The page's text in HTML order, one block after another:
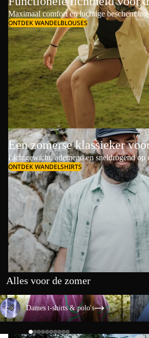
Maximaal comfort en luchtige
ONTDEK WANDELBLOUSES
Een zomerse klassieker
Lichtgewicht, ademend en sneldrogend op
ONTDEK WANDELSHIRTS
Alles voor de zomer
Dames t-shirts & polo's
Dames t-shirts & polo's